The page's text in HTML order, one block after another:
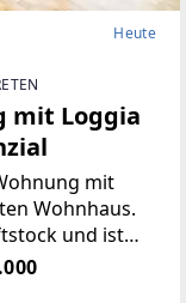
Heute
mit Loggia
mit
Wohnhaus.
und ist
Wohnung